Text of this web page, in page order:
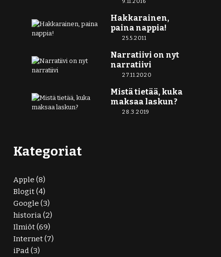
Hakkarainen,
paina nappia!
25.5.2011
Narratiivi on nyt
narratiivi
27.11.2020
Mistä tietää, kuka
maksaa laskun?
28.3.2019
Kategoriat
Apple (8)
Blogit(4)
Google (3)
historia(2)
Ilmiöt(69)
Internet(7)
iPad(3)